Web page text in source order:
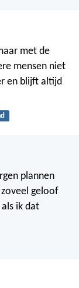
met de
mensen niet
en blijft altijd
plannen
geloof
ik dat